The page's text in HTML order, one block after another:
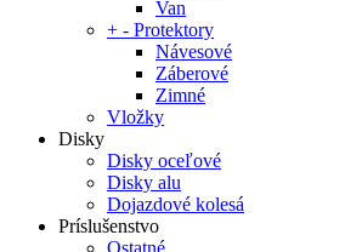
Van
+ - Protektory
Návesové
Záberové
Zimné
Vložky
Disky
Disky oceľové
Disky alu
Dojazdové kolesá
Príslušenstvo